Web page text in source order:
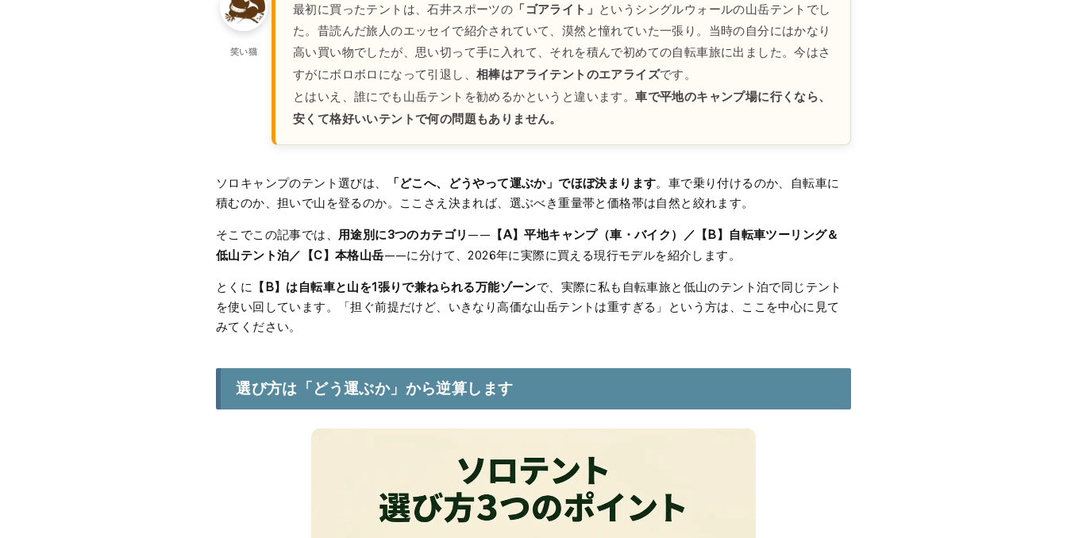
笑い猫
最初に買ったテントは、石井スポーツの 「ゴアライト」 というシングルウォールの山岳テントでし
た。昔読んだ旅人のエッセイで紹介されていて、漠然と憧れていた一張り。当時の自分にはかなり
高い買い物でしたが、思い切って手に入れて、それを積んで初めての自転車旅に出ました。今はさ
すがにボロボロになって引退し、 相棒はアライテントのエアライズです。
とはいえ、誰にでも山岳テントを勧めるかというと違います。車で平地のキャンプ場に行くなら、
安くて格好いいテントで何の問題もありません。
ソロキャンプのテント選びは、 「どこへ、どうやって運ぶか」でほぼ決まります。車で乗り付けるのか、自転車に
積むのか、担いで山を登るのか。ここさえ決まれば、選ぶべき重量帯と価格帯は自然と絞れます。
そこでこの記事では、 用途別に3つのカテゴリ —— 【A】平地キャンプ（車・バイク）／【B】自転車ツーリング＆
低山テント泊／【C】本格山岳——に分けて、2026年に実際に買える現行モデルを紹介します。
とくに 【B】は自転車と山を1張りで兼ねられる万能ゾーンで、実際に私も自転車旅と低山のテント泊で同じテント
を使い回しています。「担ぐ前提だけど、いきなり高価な山岳テントは重すぎる」という方は、ここを中心に見て
みてください。
選び方は「どう運ぶか」から逆算します